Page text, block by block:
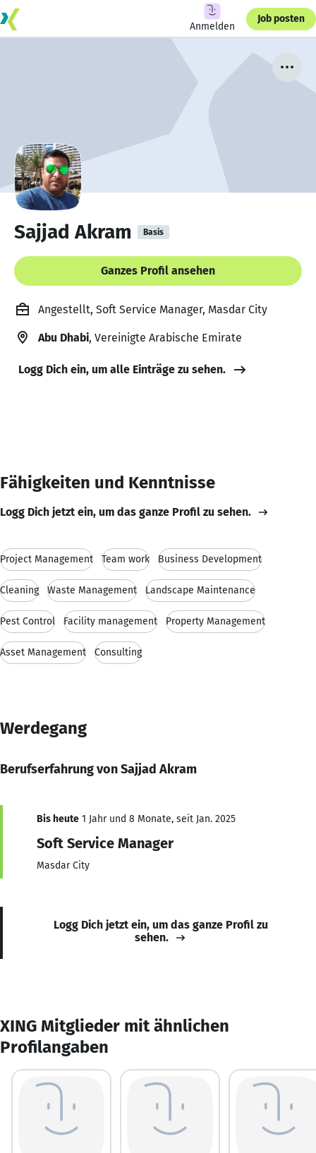
Anmelden
Job posten
Sajjad Akram Basis
Ganzes Profil ansehen
Angestellt, Soft Service Manager, Masdar City
Abu Dhabi, Vereinigte Arabische Emirate
Logg Dich ein, um alle Einträge zu sehen.
Fähigkeiten und Kenntnisse
Logg Dich jetzt ein, um das ganze Profil zu sehen.
Project Management Team work Business Development
Cleaning Waste Management Landscape Maintenance
Pest Control Facility management Property Management
Asset Management Consulting
Werdegang
Berufserfahrung von Sajjad Akram
Bis heute 1 Jahr und 8 Monate, seit Jan. 2025
Soft Service Manager
Masdar City
Logg Dich jetzt ein, um das ganze Profil zu
sehen.
XING Mitglieder mit ähnlichen
Profilangaben